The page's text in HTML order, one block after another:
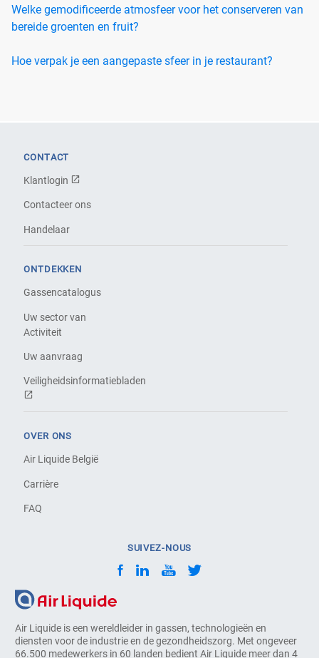
Welke gemodificeerde atmosfeer voor het conserveren van
bereide groenten en fruit?
Hoe verpak je een aangepaste sfeer in je restaurant?
Air Liquide is een wereldleider in gassen, technologieën en
diensten voor de industrie en de gezondheidszorg. Met ongeveer
66.500 medewerkers in 60 landen bedient Air Liquide meer dan 4
CONTACT
Klantlogin
Contacteer ons
Handelaar
ONTDEKKEN
Gassencatalogus
Uw sector van
Activiteit
Uw aanvraag
Veiligheidsinformatiebladen
OVER ONS
Air Liquide België
Carrière
FAQ
SUIVEZ-NOUS